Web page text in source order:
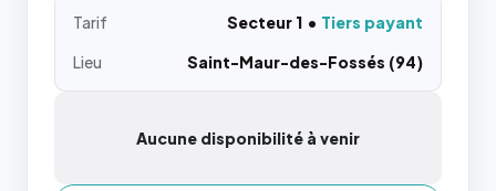
Tarif Secteur 1
Tiers payant
Lieu
Saint-Maur-des-Fossés (94)
Aucune disponibilité à venir